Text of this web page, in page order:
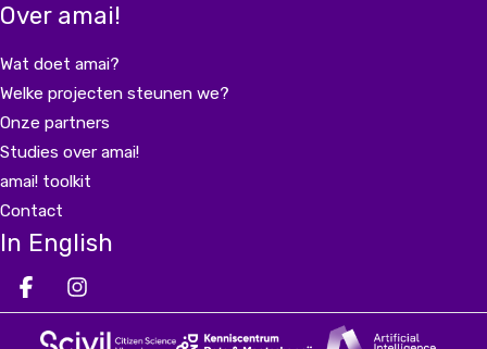
Over amai!
Wat doet amai?
Welke projecten steunen we?
Onze partners
Studies over amai!
amai! toolkit
Contact
In English
Deel op facebook
Deel op Instagram
Deel op LinkedIn